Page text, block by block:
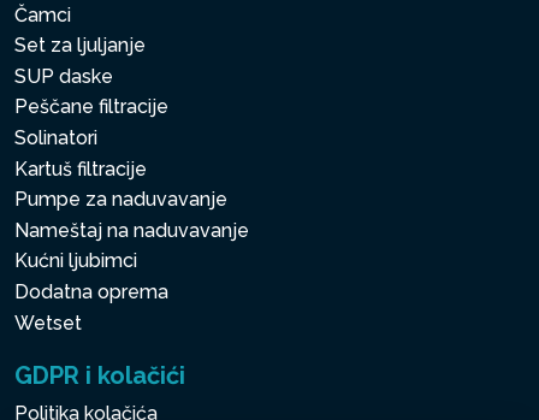
Čamci
Set za ljuljanje
SUP daske
Peščane filtracije
Solinatori
Kartuš filtracije
Pumpe za naduvavanje
Nameštaj na naduvavanje
Kućni ljubimci
Dodatna oprema
Wetset
GDPR i kolačići
Politika kolačića